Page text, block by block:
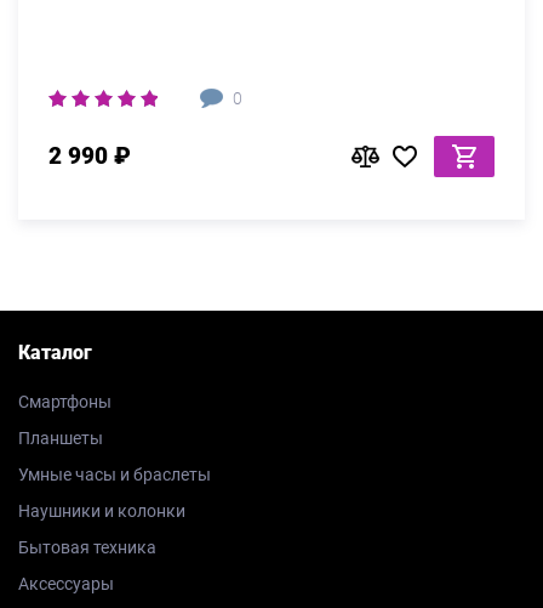
0
2 990 ₽
Каталог
Смартфоны
Планшеты
Умные часы и браслеты
Наушники и колонки
Бытовая техника
Аксессуары